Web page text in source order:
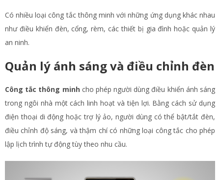
Có nhiều loại công tắc thông minh với những ứng dụng khác nhau
như điều khiển đèn, cổng, rèm, các thiết bị gia đình hoặc quản lý
an ninh.
Quản lý ánh sáng và điều chỉnh đèn
Công tắc thông minh cho phép người dùng điều khiển ánh sáng
trong ngôi nhà một cách linh hoạt và tiện lợi. Bằng cách sử dụng
điện thoại di động hoặc trợ lý ảo, người dùng có thể bật/tắt đèn,
điều chỉnh độ sáng, và thậm chí có những loại công tắc cho phép
lập lịch trình tự động tùy theo nhu cầu.